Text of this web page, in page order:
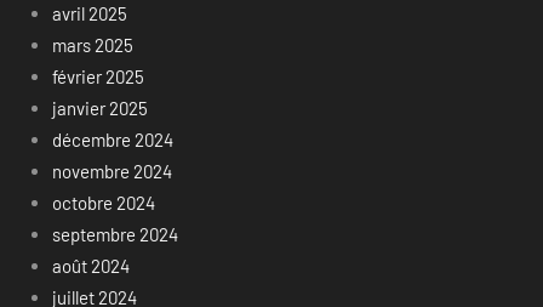
avril 2025
mars 2025
février 2025
janvier 2025
décembre 2024
novembre 2024
octobre 2024
septembre 2024
août 2024
juillet 2024